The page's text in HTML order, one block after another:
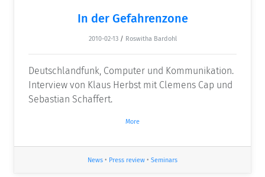
In der Gefahrenzone
2010-02-13 / Roswitha Bardohl
Deutschlandfunk, Computer und Kommunikation.
Interview von Klaus Herbst mit Clemens Cap und
Sebastian Schaffert.
More
News • Press review • Seminars